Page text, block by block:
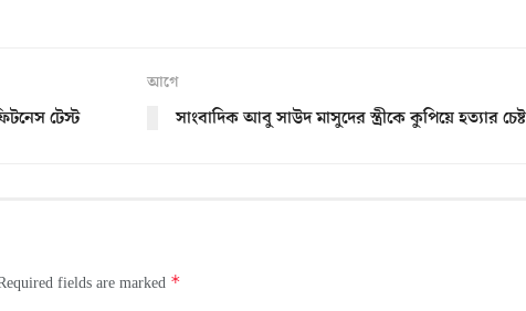
টেস্ট
আগে
সাংবাদিক আবু সাউদ মাসুদের স্ত্রীকে কুপিয়ে হত্যার
fields are marked *